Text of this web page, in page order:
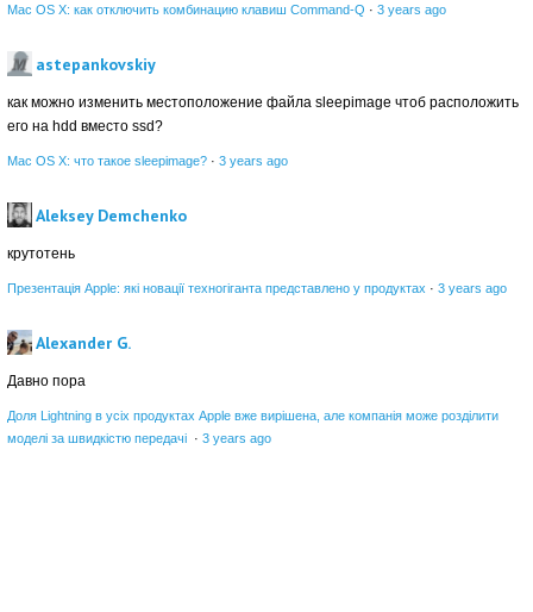
Mac OS X: как отключить комбинацию клавиш Command-Q · 3 years ago
astepankovskiy
как можно изменить местоположение файла sleepimage чтоб расположить
его на hdd вместо ssd?
Mac OS X: что такое sleepimage? · 3 years ago
Aleksey Demchenko
крутотень
Презентація Apple: які новації техногіганта представлено у продуктах · 3 years ago
Alexander G.
Давно пора
Доля Lightning в усіх продуктах Apple вже вирішена, але компанія може розділити
моделі за швидкістю передачі · 3 years ago